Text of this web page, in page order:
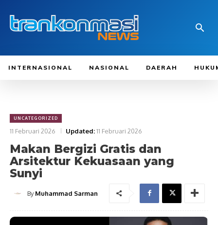
INTERNASIONAL NASIONAL DAERAH
UNCATEGORIZED
11 Februari 2026 Updated:11 Februari 2026
Makan Bergizi Gratis dan
Arsitektur Kekuasaan yang
Sunyi
By Muhammad Sarman